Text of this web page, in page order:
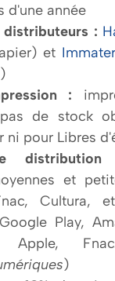
d'une année
distributeurs :
et
:
de stock
ni pour Libres
et
Cultura,
Play,
Apple,
)